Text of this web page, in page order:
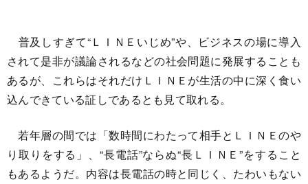
普及しすぎて“ＬＩＮＥいじめ”や、ビジネスの場に導入
されて是非が議論されるなどの社会問題に発展することも
あるが、これらはそれだけＬＩＮＥが生活の中に深く食い
込んできている証しであるとも見て取れる。
若年層の間では「数時間にわたって相手とＬＩＮＥのや
り取りをする」、“長電話”ならぬ“長ＬＩＮＥ”をすること
もあるようだ。内容は長電話の時と同じく、たわいもない